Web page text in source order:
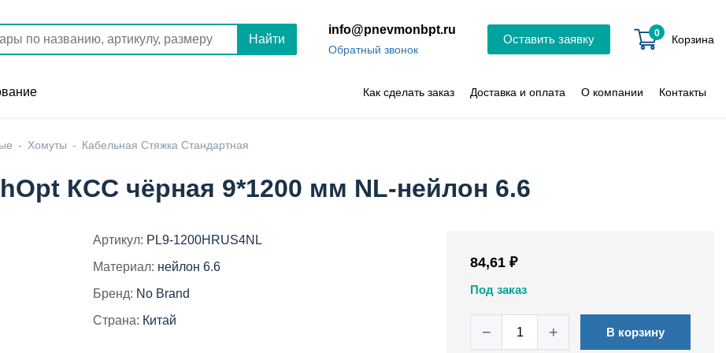
Найти
info@pnevmonbpt.ru
Обратный звонок
Оставить заявку 0 Корзина
Как сделать заказ Доставка и оплата О компании Контакты
Хомуты Кабельная Стяжка Стандартная
КСС чёрная 9*1200 мм NL-нейлон 6.6
Артикул: PL9-1200HRUS4NL
Материал: нейлон 6.6
Бренд: No Brand
Страна: Китай
84,61 ₽
Под заказ
− + В корзину